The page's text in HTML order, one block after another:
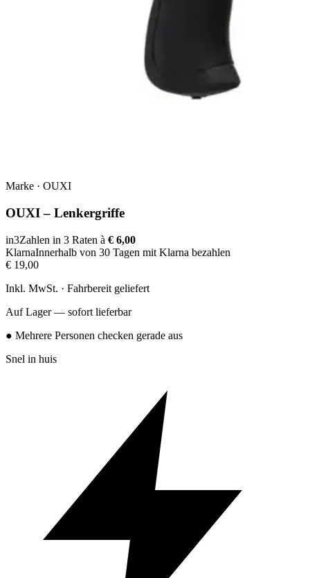
Marke · OUXI
OUXI – Lenkergriffe
in3Zahlen in 3 Raten à € 6,00
KlarnaInnerhalb von 30 Tagen mit Klarna bezahlen
€ 19,00
Inkl. MwSt. · Fahrbereit geliefert
Auf Lager — sofort lieferbar
● Mehrere Personen checken gerade aus
Snel in huis